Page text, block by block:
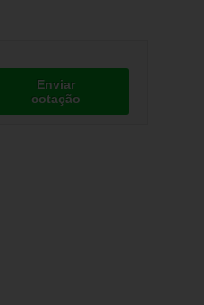
Enviar
cotação